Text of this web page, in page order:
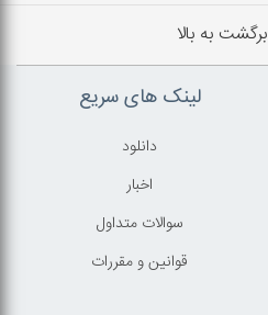
برگشت به بالا
لینک های سریع
دانلود
اخبار
سوالات متداول
قوانين و مقررات